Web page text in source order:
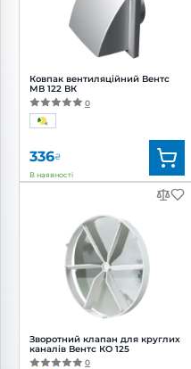
Ковпак вентиляційний Вентс
МВ 122 ВК
0
336₴
В наявності
Вентс
Артикул: 0687826735
Діаметр:
120 мм
Зворотний клапан для круглих
каналів Вентс КО 125
0